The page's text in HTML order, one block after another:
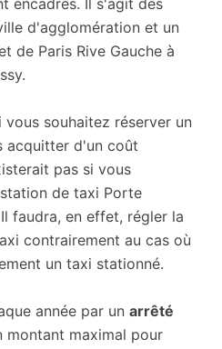
encadrés. Il s'agit des
d'agglomération et un
de Paris Rive Gauche à
vous souhaitez réserver un
acquitter d'un coût
pas si vous
de taxi Porte
faudra, en effet, régler la
contrairement au cas où
un taxi stationné.
année par unarrêté
montant maximal pour